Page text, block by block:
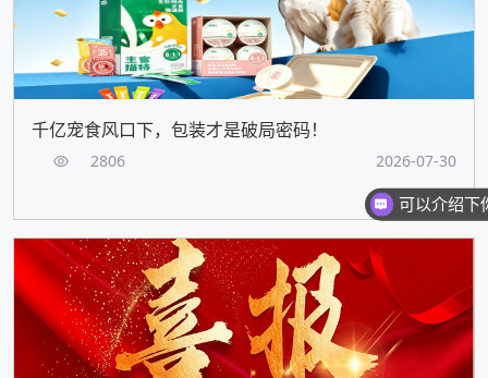
千亿宠食风口下，包装才是破局密码！
2806 2026-07-30